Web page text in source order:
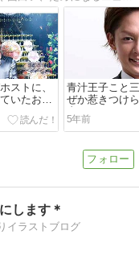
ストに、
いたお店
青汁王子こと
ぜか惹きつけ
由
5年前
します＊
イラストブログ